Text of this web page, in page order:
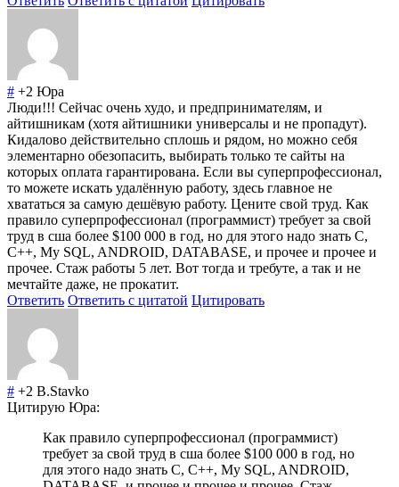
# +2 Юра
Люди!!! Сейчас очень худо, и предпринимателям, и
айтишникам (хотя айтишники универсалы и не пропадут).
Кидалово действительно сплошь и рядом, но можно себя
элементарно обезопасить, выбирать только те сайты на
которых оплата гарантирована. Если вы суперпрофессионал,
то можете искать удалённую работу, здесь главное не
хвататься за самую дешёвую работу. Цените свой труд. Как
правило суперпрофессионал (программист) требует за свой
труд в сша более $100 000 в год, но для этого надо знать C,
C++, My SQL, ANDROID, DATABASE, и прочее и прочее и
прочее. Стаж работы 5 лет. Вот тогда и требуте, а так и не
мечтайте даже, не прокатит.
Ответить Ответить с цитатой Цитировать
# +2 B.Stavko
Цитирую Юра:
Как правило суперпрофессионал (программист)
требует за свой труд в сша более $100 000 в год, но
для этого надо знать C, C++, My SQL, ANDROID,